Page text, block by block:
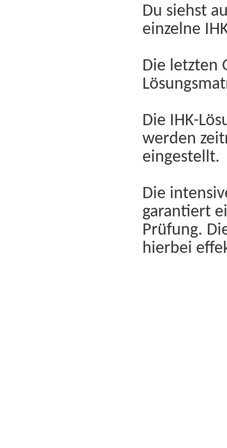
Du siehst
einzelne
Die letzten
Die IHK-
werden
eingestellt.
Die
garantiert
Prüfung.
hierbei